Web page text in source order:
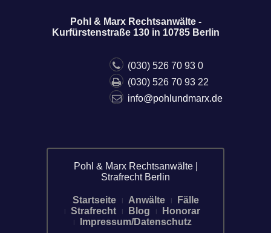
Pohl & Marx Rechtsanwälte -
Kurfürstenstraße 130 in 10785 Berlin
(030) 526 70 93 0
(030) 526 70 93 22
info@pohlundmarx.de
Pohl & Marx Rechtsanwälte |
Strafrecht Berlin
Startseite Anwälte
Fälle
Strafrecht
Blog
Honorar
Impressum/Datenschutz